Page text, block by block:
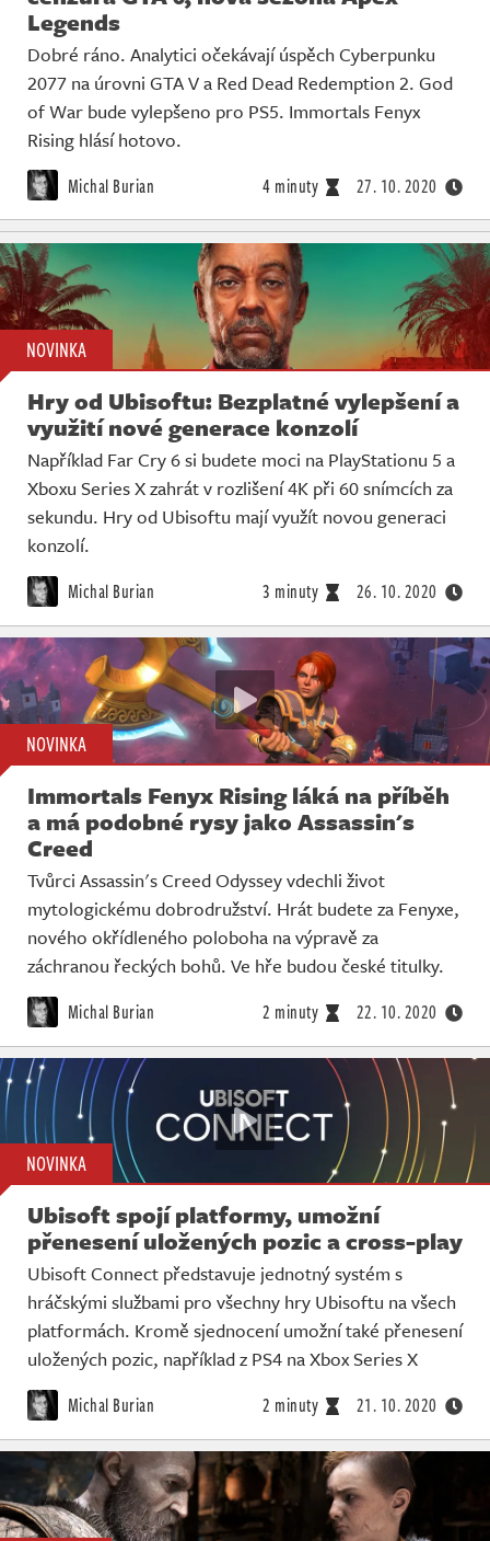
Legends
Dobré ráno. Analytici očekávají úspěch Cyberpunku
2077 na úrovni GTA V a Red Dead Redemption 2. God
of War bude vylepšeno pro PS5. Immortals Fenyx
Rising hlásí hotovo.
Michal Burian 4 minuty 27. 10. 2020
NOVINKA
Hry od Ubisoftu: Bezplatné vylepšení a
využití nové generace konzolí
Například Far Cry 6 si budete moci na PlayStationu 5 a
Xboxu Series X zahrát v rozlišení 4K při 60 snímcích za
sekundu. Hry od Ubisoftu mají využít novou generaci
konzolí.
Michal Burian 3 minuty 26. 10. 2020
NOVINKA
Immortals Fenyx Rising láká na příběh
a má podobné rysy jako Assassin's
Creed
Tvůrci Assassin's Creed Odyssey vdechli život
mytologickému dobrodružství. Hrát budete za Fenyxe,
nového okřídleného poloboha na výpravě za
záchranou řeckých bohů. Ve hře budou české titulky.
Michal Burian 2 minuty 22. 10. 2020
NOVINKA
Ubisoft spojí platformy, umožní
přenesení uložených pozic a cross-play
Ubisoft Connect představuje jednotný systém s
hráčskými službami pro všechny hry Ubisoftu na všech
platformách. Kromě sjednocení umožní také přenesení
uložených pozic, například z PS4 na Xbox Series X
Michal Burian 2 minuty 21. 10. 2020